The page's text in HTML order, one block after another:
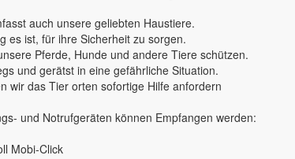
auch unsere geliebten Haustiere.
es ist, für ihre Sicherheit zu sorgen.
Pferde, Hunde und andere Tiere schützen.
und gerätst in eine gefährliche Situation.
wir das Tier orten sofortige Hilfe anfordern
und Notrufgeräten können Empfangen werden:
Mobi-Click